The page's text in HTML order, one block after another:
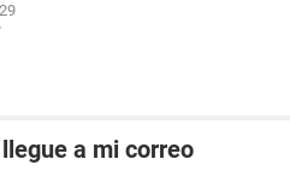
a mi correo